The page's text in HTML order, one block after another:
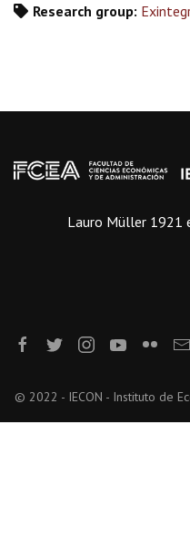
Research group:
Lauro Müller 1921
© 2022 - IECON - Instituto de